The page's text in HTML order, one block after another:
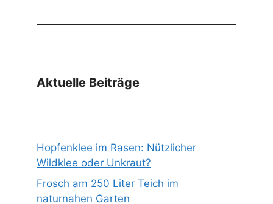
Aktuelle Beiträge
Hopfenklee im Rasen: Nützlicher
Wildklee oder Unkraut?
Frosch am 250 Liter Teich im
naturnahen Garten